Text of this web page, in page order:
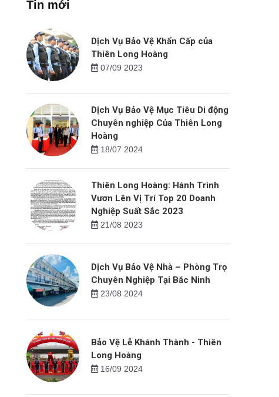
Tin mới
Dịch Vụ Bảo Vệ Khẩn Cấp của
Thiên Long Hoàng
07/09 2023
Dịch Vụ Bảo Vệ Mục Tiêu Di động
Chuyên nghiệp Của Thiên Long
Hoàng
18/07 2024
Thiên Long Hoàng: Hành Trình
Vươn Lên Vị Trí Top 20 Doanh
Nghiệp Suất Sắc 2023
21/08 2023
Dịch Vụ Bảo Vệ Nhà – Phòng Trọ
Chuyên Nghiệp Tại Bắc Ninh
23/08 2024
Bảo Vệ Lễ Khánh Thành - Thiên
Long Hoàng
16/09 2024